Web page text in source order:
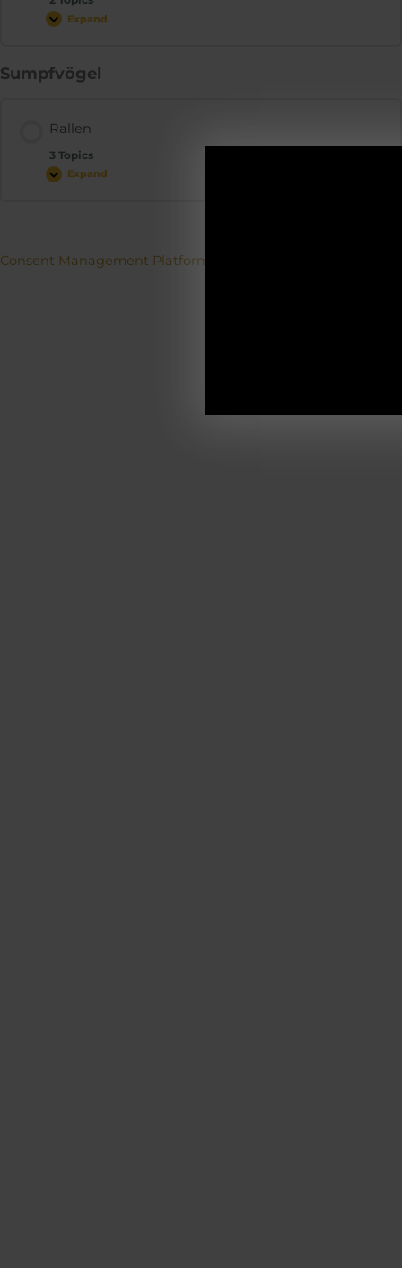
Expand
Sumpfvögel
Rallen
3 Topics
Expand
Consent Management Platform von Real Cookie Banner